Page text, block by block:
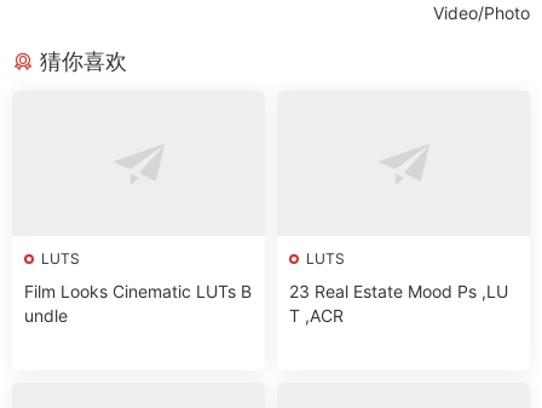
Video/Photo
猜你喜欢
LUTS
Film Looks Cinematic LUTs B
undle
LUTS
23 Real Estate Mood Ps ,LU
T ,ACR